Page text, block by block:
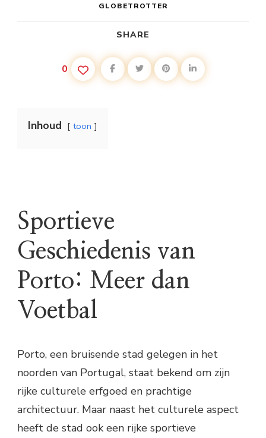
GLOBETROTTER
SHARE
0
Inhoud toon
Sportieve
Geschiedenis van
Porto: Meer dan
Voetbal
Porto, een bruisende stad gelegen in het
noorden van Portugal, staat bekend om zijn
rijke culturele erfgoed en prachtige
architectuur. Maar naast het culturele aspect
heeft de stad ook een rijke sportieve